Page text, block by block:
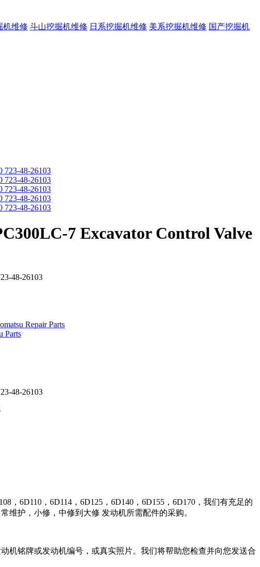
机维修 斗山挖掘机维修 日系挖掘机维修 美系挖掘机维修 国产挖掘机
7 Excavator Control Valve
48-26103
Repair Parts
Parts
48-26103
，6D110，6D114，6D125，6D140，6D155，6D170，我们有充足的
维护，小修，中修到大修 发动机所需配件的采购。
机铭牌或发动机编号，或真实照片。我们将帮助您检查并向您发送合